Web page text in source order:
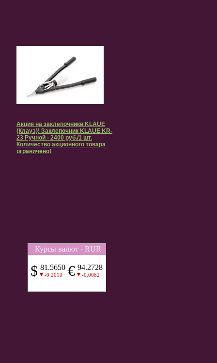
Акция на заклепочники KLAUE
(Клауэ)! Заклепочник KLAUE KR-
23 Ручной - 2400 руб./1 шт.
Количество акционного товара
ограничено!